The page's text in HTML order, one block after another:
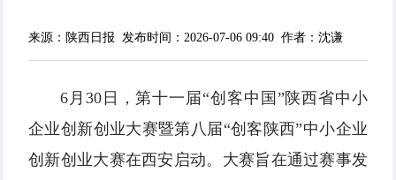
来源：陕西日报 发布时间：2026-07-06 09:40 作者：沈谦
6月30日，第十一届“创客中国”陕西省中小
企业创新创业大赛暨第八届“创客陕西”中小企业
创新创业大赛在西安启动。大赛旨在通过赛事发